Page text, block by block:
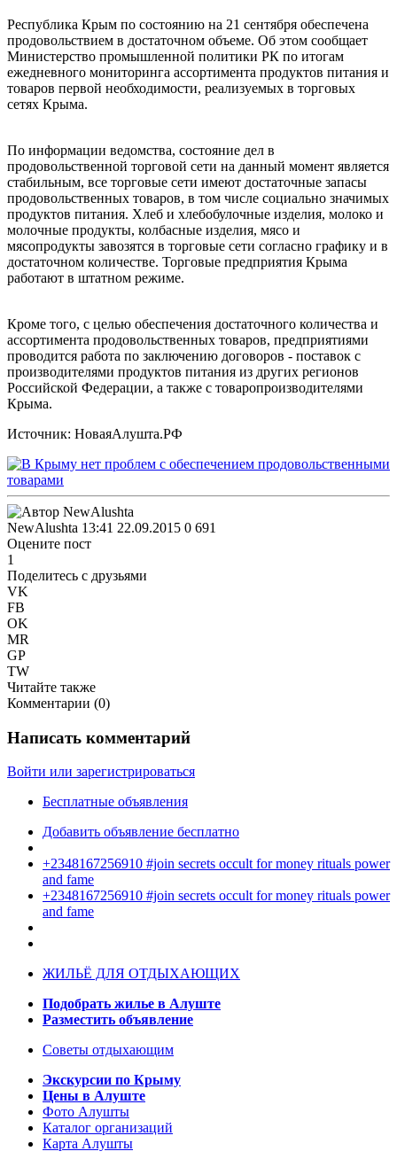
Республика Крым по состоянию на 21 сентября обеспечена
продовольствием в достаточном объеме. Об этом сообщает
Министерство промышленной политики РК по итогам
ежедневного мониторинга ассортимента продуктов питания и
товаров первой необходимости, реализуемых в торговых
сетях Крыма.
По информации ведомства, состояние дел в
продовольственной торговой сети на данный момент является
стабильным, все торговые сети имеют достаточные запасы
продовольственных товаров, в том числе социально значимых
продуктов питания. Хлеб и хлебобулочные изделия, молоко и
молочные продукты, колбасные изделия, мясо и
мясопродукты завозятся в торговые сети согласно графику и в
достаточном количестве. Торговые предприятия Крыма
работают в штатном режиме.
Кроме того, с целью обеспечения достаточного количества и
ассортимента продовольственных товаров, предприятиями
проводится работа по заключению договоров - поставок с
производителями продуктов питания из других регионов
Российской Федерации, а также с товаропроизводителями
Крыма.
Источник: НоваяАлушта.РФ
NewAlushta 13:41 22.09.2015 0 691
Оцените пост
1
Поделитесь с друзьями
VK
FB
OK
MR
GP
TW
Читайте также
Комментарии (0)
Написать комментарий
Войти или зарегистрироваться
Бесплатные объявления
Добавить объявление бесплатно
+2348167256910 #join secrets occult for money rituals power
and fame
+2348167256910 #join secrets occult for money rituals power
and fame
ЖИЛЬЁ ДЛЯ ОТДЫХАЮЩИХ
Подобрать жилье в Алуште
Разместить объявление
Советы отдыхающим
Экскурсии по Крыму
Цены в Алуште
Фото Алушты
Каталог организаций
Карта Алушты